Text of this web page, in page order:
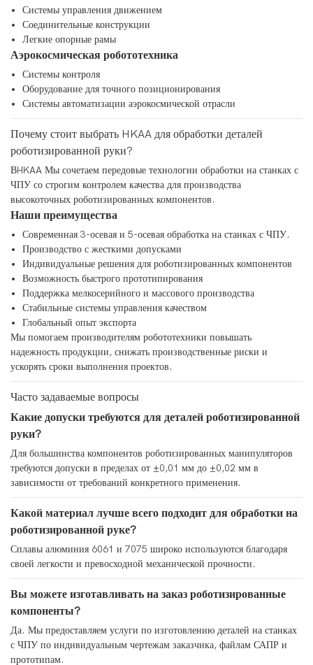
Системы управления движением
Соединительные конструкции
Легкие опорные рамы
Аэрокосмическая робототехника
Системы контроля
Оборудование для точного позиционирования
Системы автоматизации аэрокосмической отрасли
Почему стоит выбрать HKAA для обработки деталей
роботизированной руки?
ВHKAA Мы сочетаем передовые технологии обработки на станках с
ЧПУ со строгим контролем качества для производства
высокоточных роботизированных компонентов.
Наши преимущества
Современная 3-осевая и 5-осевая обработка на станках с ЧПУ.
Производство с жесткими допусками
Индивидуальные решения для роботизированных компонентов
Возможность быстрого прототипирования
Поддержка мелкосерийного и массового производства
Стабильные системы управления качеством
Глобальный опыт экспорта
Мы помогаем производителям робототехники повышать
надежность продукции, снижать производственные риски и
ускорять сроки выполнения проектов.
Часто задаваемые вопросы
Какие допуски требуются для деталей роботизированной
руки?
Для большинства компонентов роботизированных манипуляторов
требуются допуски в пределах от ±0,01 мм до ±0,02 мм в
зависимости от требований конкретного применения.
Какой материал лучше всего подходит для обработки на
роботизированной руке?
Сплавы алюминия 6061 и 7075 широко используются благодаря
своей легкости и превосходной механической прочности.
Вы можете изготавливать на заказ роботизированные
компоненты?
Да. Мы предоставляем услуги по изготовлению деталей на станках
с ЧПУ по индивидуальным чертежам заказчика, файлам САПР и
прототипам.